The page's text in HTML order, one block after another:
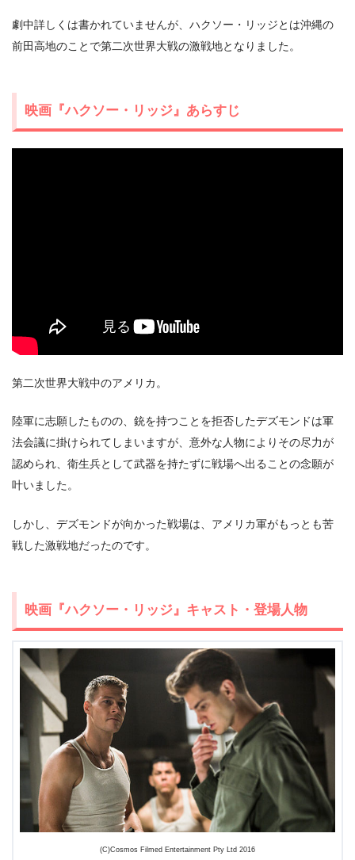
＼＼31日間無料!!お試し解約もOK／／
劇中詳しくは書かれていませんが、ハクソー・リッジとは沖縄の
前田高地のことで第二次世界大戦の激戦地となりました。
映画『ハクソー・リッジ』あらすじ
第二次世界大戦中のアメリカ。
陸軍に志願したものの、銃を持つことを拒否したデズモンドは軍
法会議に掛けられてしまいますが、意外な人物によりその尽力が
認められ、衛生兵として武器を持たずに戦場へ出ることの念願が
叶いました。
しかし、デズモンドが向かった戦場は、アメリカ軍がもっとも苦
戦した激戦地だったのです。
映画『ハクソー・リッジ』キャスト・登場人物
(C)Cosmos Filmed Entertainment Pty Ltd 2016